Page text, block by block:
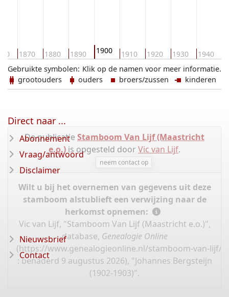
1870 1880 1890 1900 1910 1920 1930 1940
Klik op de namen voor meer informatie.
Gebruikte symbolen:
grootouders
ouders broers/zussen kinderen
De publicatie Stamboom Van Lijf (Maastricht
e.o.) is opgesteld doorVic van Lijf.
neem contact op
Wilt u bij het overnemen van gegevens uit deze
stamboom alstublieft een verwijzing naar de
herkomst opnemen:
Vic van Lijf, "Stamboom Van Lijf (Maastricht e.o.)",
database, Genealogie Online
(https://www.genealogieonline.nl/stamboom-van-lijf/
: benaderd 9 augustus 2026), "Johannes Bergsteijn
(1902-1903)".
Direct naar ...
Abonnement
Vraag/antwoord
Disclaimer
Nieuwsbrief
Contact